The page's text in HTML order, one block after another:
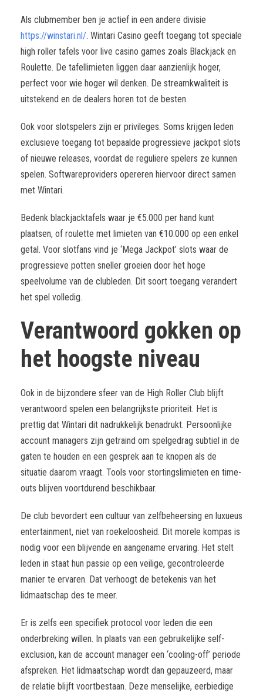
Als clubmember ben je actief in een andere divisie
https://winstari.nl/. Wintari Casino geeft toegang tot speciale
high roller tafels voor live casino games zoals Blackjack en
Roulette. De tafellimieten liggen daar aanzienlijk hoger,
perfect voor wie hoger wil denken. De streamkwaliteit is
uitstekend en de dealers horen tot de besten.
Ook voor slotspelers zijn er privileges. Soms krijgen leden
exclusieve toegang tot bepaalde progressieve jackpot slots
of nieuwe releases, voordat de reguliere spelers ze kunnen
spelen. Softwareproviders opereren hiervoor direct samen
met Wintari.
Bedenk blackjacktafels waar je €5.000 per hand kunt
plaatsen, of roulette met limieten van €10.000 op een enkel
getal. Voor slotfans vind je ‘Mega Jackpot’ slots waar de
progressieve potten sneller groeien door het hoge
speelvolume van de clubleden. Dit soort toegang verandert
het spel volledig.
Verantwoord gokken op
het hoogste niveau
Ook in de bijzondere sfeer van de High Roller Club blijft
verantwoord spelen een belangrijkste prioriteit. Het is
prettig dat Wintari dit nadrukkelijk benadrukt. Persoonlijke
account managers zijn getraind om spelgedrag subtiel in de
gaten te houden en een gesprek aan te knopen als de
situatie daarom vraagt. Tools voor stortingslimieten en time-
outs blijven voortdurend beschikbaar.
De club bevordert een cultuur van zelfbeheersing en luxueus
entertainment, niet van roekeloosheid. Dit morele kompas is
nodig voor een blijvende en aangename ervaring. Het stelt
leden in staat hun passie op een veilige, gecontroleerde
manier te ervaren. Dat verhoogt de betekenis van het
lidmaatschap des te meer.
Er is zelfs een specifiek protocol voor leden die een
onderbreking willen. In plaats van een gebruikelijke self-
exclusion, kan de account manager een ‘cooling-off’ periode
afspreken. Het lidmaatschap wordt dan gepauzeerd, maar
de relatie blijft voortbestaan. Deze menselijke, eerbiedige